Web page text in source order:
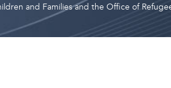
and Families and the Office of